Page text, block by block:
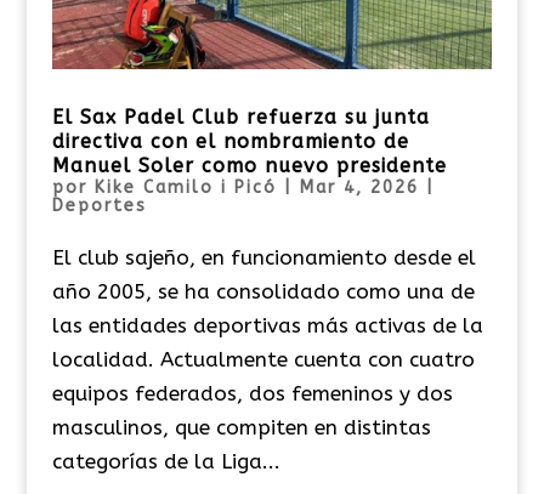
El Sax Padel Club refuerza su junta
directiva con el nombramiento de
Manuel Soler como nuevo presidente
por Kike Camilo i Picó Mar 4, 2026
Deportes
El club sajeño, en funcionamiento desde el
año 2005, se ha consolidado como una de
las entidades deportivas más activas de la
localidad. Actualmente cuenta con cuatro
equipos federados, dos femeninos y dos
masculinos, que compiten en distintas
categorías de la Liga...